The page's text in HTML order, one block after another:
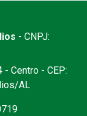
- CNPJ:
- Centro - CEP:
AL